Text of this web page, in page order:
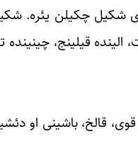
شکیل چکیلن یئره.
الینده قیلینج،
قوی، قالخ، باشینی